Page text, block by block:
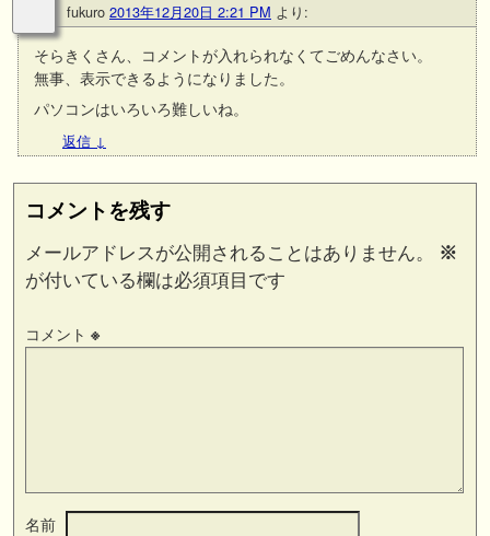
fukuro 2013年12月20日 2:21 PM より:
そらきくさん、コメントが入れられなくてごめんなさい。
無事、表示できるようになりました。
パソコンはいろいろ難しいね。
返信 ↓
コメントを残す
メールアドレスが公開されることはありません。
※
が付いている欄は必須項目です
コメント ※
名前